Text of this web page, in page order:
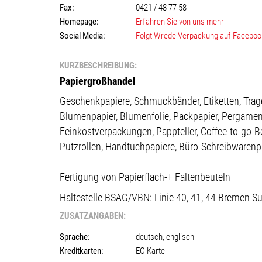
Fax:
0421 / 48 77 58
Homepage:
Erfahren Sie von uns mehr
Social Media:
Folgt Wrede Verpackung auf
KURZBESCHREIBUNG:
Papiergroßhandel
Geschenkpapiere, Schmuckbänder, Etiketten,
Blumenpapier, Blumenfolie, Packpapier,
Feinkostverpackungen, Pappteller, Coffee-to-go-
Putzrollen, Handtuchpapiere, Büro-
Fertigung von Papierflach-+ Faltenbeuteln
Haltestelle BSAG/VBN: Linie 40, 41, 44 Bremen
ZUSATZANGABEN:
Sprache:
deutsch, englisch
Kreditkarten:
EC-Karte